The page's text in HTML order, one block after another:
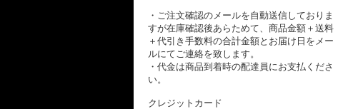
・ご注文確認のメールを自動送信しておりま
すが在庫確認後あらためて、商品金額＋送料
＋代引き手数料の合計金額とお届け日をメー
ルにてご連絡を致します。
・代金は商品到着時の配達員にお支払くださ
い。
クレジットカード